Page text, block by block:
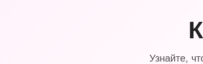
Узнайте,